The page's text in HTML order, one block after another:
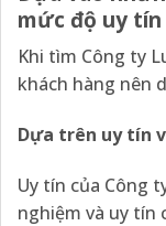
mức độ uy
Khi tìm Công ty
khách hàng nên
Dựa trên uy tín
Uy tín của Công
nghiệm và uy tín